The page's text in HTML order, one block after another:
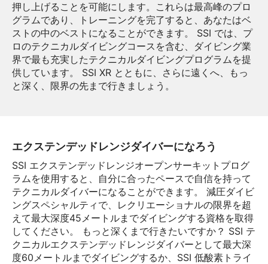
押し上げることを可能にします。これらは最高峰のプロ
グラムであり、トレーニングを完了すると、あなたはベ
ストの中のベストになることができます。 SSI では、プ
ロのテクニカルダイビングコースを含む、ダイビング業
界で最も充実したテクニカルダイビングプログラムを提
供しています。 SSI XR とともに、さらに遠くへ、もっ
と深く、限界の先まで行きましょう。
エクステンデッドレンジダイバーになろう
SSI エクステンデッドレンジオープンサーキットプログ
ラムを使用すると、自分に合ったペースで自信を持って
テクニカルダイバーになることができます。 減圧ダイビ
ングスペシャルティで、レクリエーショナルの限界を超
えて最大深度45メートルまでダイビングする資格を取得
してください。 もっと深くまで行きたいですか？ SSI テ
クニカルエクステンデッドレンジダイバーとして最大深
度60メートルまでダイビングするか、SSI 低酸素トライ